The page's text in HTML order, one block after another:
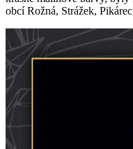
obcí Rožná, Strážek,